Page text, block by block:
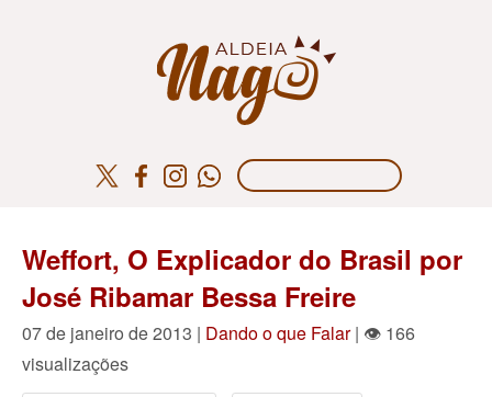
Weffort, O Explicador do Brasil por
José Ribamar Bessa Freire
07 de janeiro de 2013 | Dando o que Falar| 👁 166
visualizações